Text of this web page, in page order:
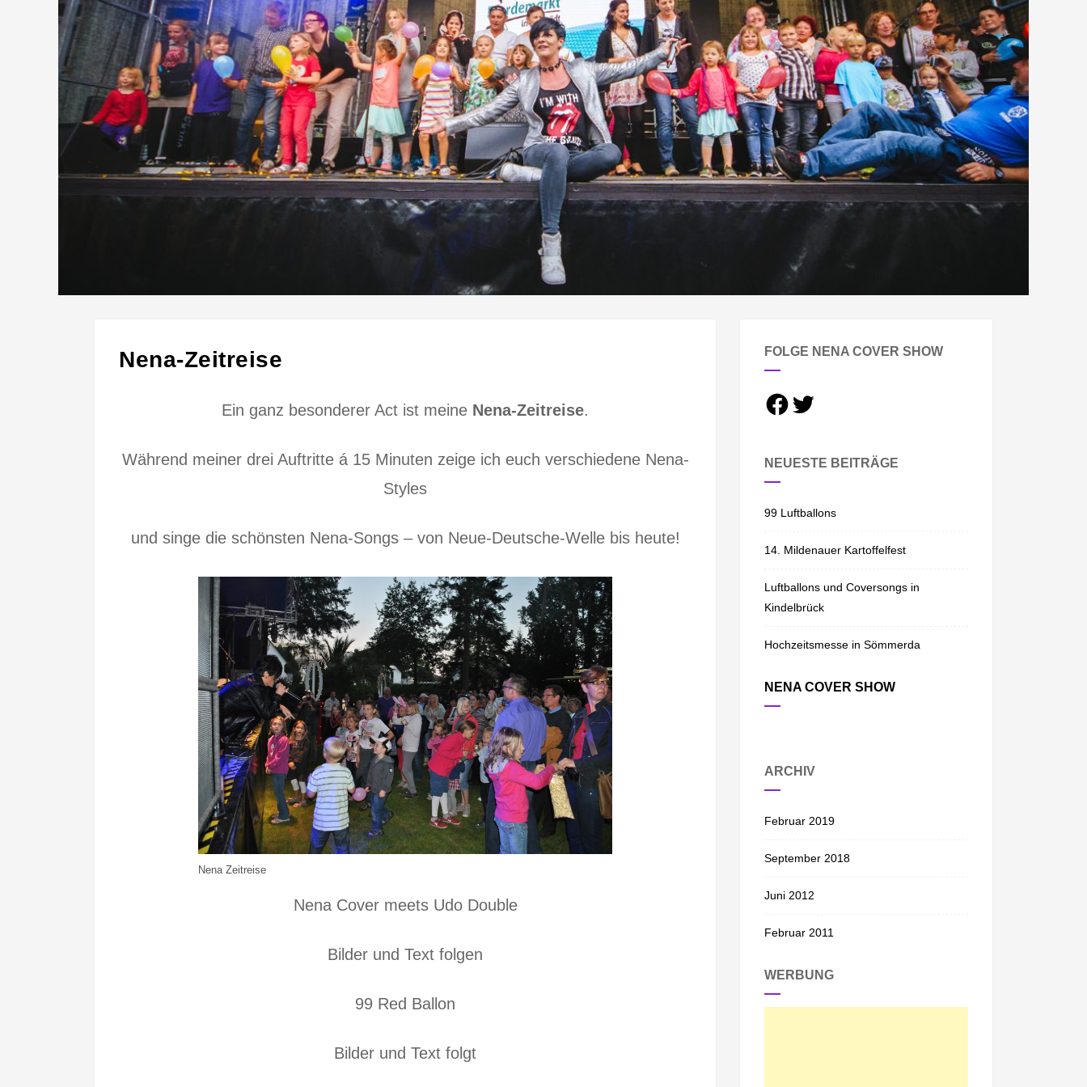
Nena-Zeitreise
Ein ganz besonderer Act ist meine Nena-Zeitreise.
Während meiner drei Auftritte á 15 Minuten zeige ich euch verschiedene Nena-
Styles
und singe die schönsten Nena-Songs – von Neue-Deutsche-Welle bis heute!
Nena Zeitreise
Nena Cover meets Udo Double
Bilder und Text folgen
99 Red Ballon
Bilder und Text folgt
FOLGE NENA COVER SHOW
F
a
o
T
w
r
NEUESTE BEITRÄGE
99 Luftballons
14. Mildenauer Kartoffelfest
Luftballons und Coversongs in
Kindelbrück
Hochzeitsmesse in Sömmerda
NENA COVER SHOW
ARCHIV
Februar 2019
September 2018
Juni 2012
Februar 2011
WERBUNG